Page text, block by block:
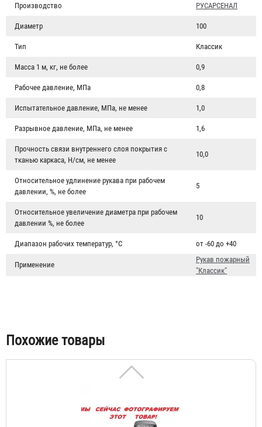
Производство РУСАРСЕНАЛ
Диаметр 100
Тип Классик
Масса 1 м, кг, не более 0,9
Рабочее давление, МПа 0,8
Испытательное давление, МПа, не менее 1,0
Разрывное давление, МПа, не менее 1,6
Прочность связи внутреннего слоя покрытия с
тканью каркаса, Н/см, не менее
10,0
Относительное удлинение рукава при рабочем
давлении, %, не более
5
Относительное увеличение диаметра при рабочем
давлении %, не более
10
Диапазон рабочих температур, °C от -60 до +40
Применение
Рукав пожарный
"Классик"
Похожие товары